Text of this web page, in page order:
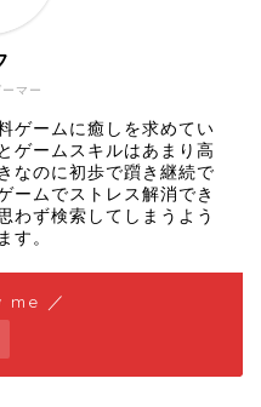
マー
ゲームに癒しを求めてい
ゲームスキルはあまり高
なのに初歩で躓き継続で
ームでストレス解消でき
わず検索してしまうよう
す。
me ／